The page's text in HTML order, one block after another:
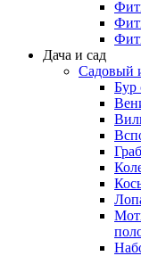
Дача и сад
Садовый
Бур